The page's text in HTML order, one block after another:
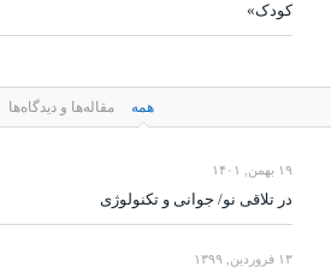
کودک»
همه مقاله‌ها و دیدگاه‌ها
۱۹ بهمن, ۱۴۰۱
در تلاقی نو/ جوانی و تکنولوژی
۱۳ فروردین, ۱۳۹۹